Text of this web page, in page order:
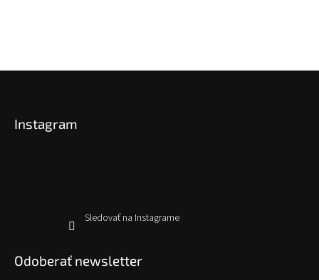
Instagram
Sledovať na Instagrame
Odoberať newsletter